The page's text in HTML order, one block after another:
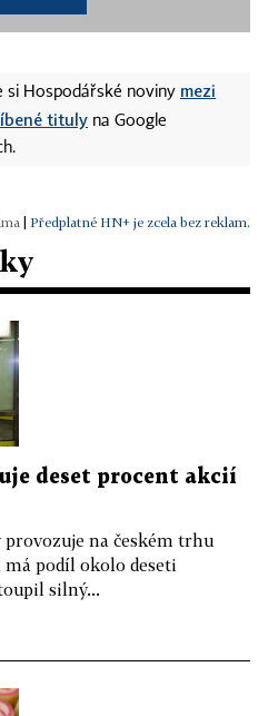
si Hospodářské noviny mezi
tituly na Google
Předplatné HN+ je zcela bez reklam.
deset procent akcií
na českém trhu
podíl okolo deseti
silný...